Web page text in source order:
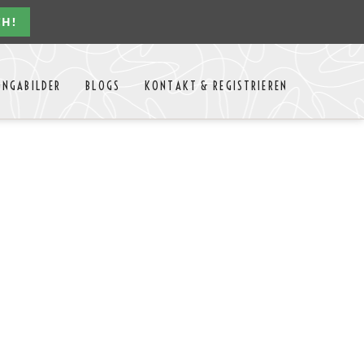
Jahres
BLOGS KONTAKT & REGISTRIEREN
Kontakt